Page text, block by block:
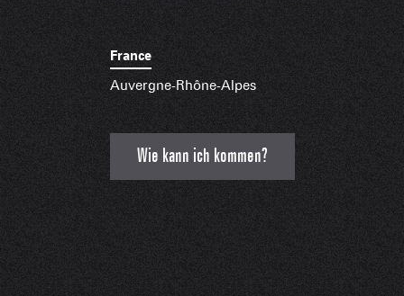
France
Auvergne-Rhône-Alpes
Wie kann ich kommen?